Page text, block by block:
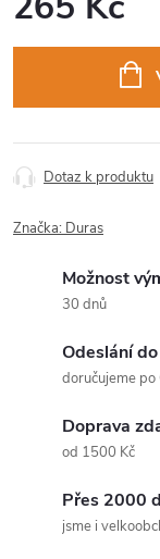
Dotaz k produktu
Značka: Duras
Možnost
30 dnů
Odeslání
doručujeme po
Doprava
od 1500 Kč
Přes 2000
jsme i